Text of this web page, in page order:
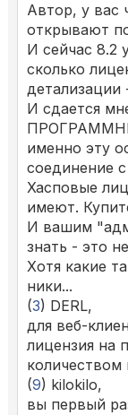
Автор, у вас
открывают
И сейчас 8.2
сколько
детализации
И сдается
именно эту
соединение
Хасповые
имеют.
И вашим
знать - это
Хотя какие
ники...
(3) DERL,
для веб-
лицензия на
(9) kilokilo,
вы первый